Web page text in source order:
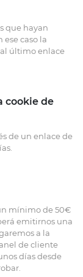
que hayan
caso la
último enlace
cookie de
de un enlace de
mínimo de 50€
emitirnos una
a la
de cliente
días desde